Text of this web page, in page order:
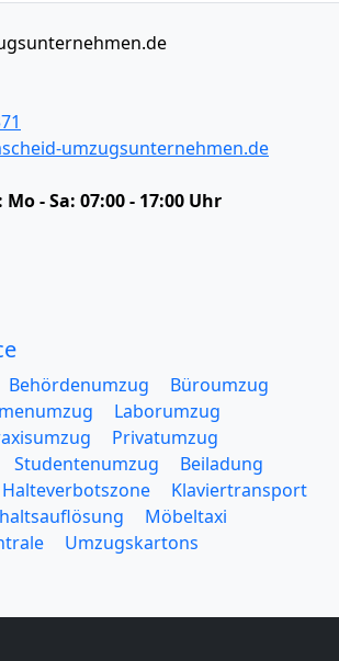
umzugsunternehmen.de
Mo - Sa: 07:00 - 17:00 Uhr
Behördenumzug
Büroumzug
Laborumzug
Privatumzug
Studentenumzug
Beiladung
Halteverbotszone
Klaviertransport
Möbeltaxi
Umzugskartons